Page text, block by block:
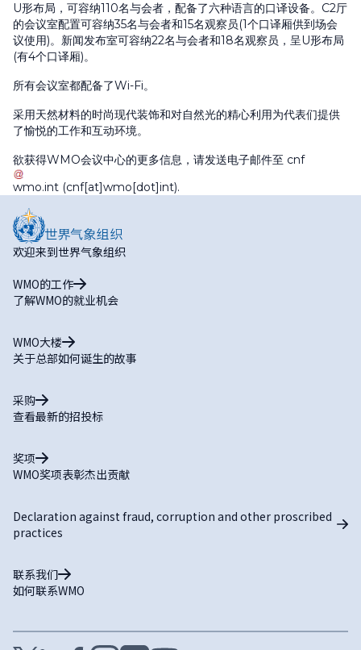
U形布局，可容纳110名与会者，配备了六种语言的口译设备。C2厅
的会议室配置可容纳35名与会者和15名观察员(1个口译厢供到场会
议使用)。新闻发布室可容纳22名与会者和18名观察员，呈U形布局
(有4个口译厢)。
所有会议室都配备了Wi-Fi。
采用天然材料的时尚现代装饰和对自然光的精心利用为代表们提供
了愉悦的工作和互动环境。
欲获得WMO会议中心的更多信息，请发送电子邮件至 cnf
wmo.int (cnf[at]wmo[dot]int).
欢迎来到世界气象组织
WMO的工作
了解WMO的就业机会
WMO大楼
关于总部如何诞生的故事
采购
查看最新的招投标
奖项
WMO奖项表彰杰出贡献
Declaration against fraud, corruption and other proscribed
practices
联系我们
如何联系WMO